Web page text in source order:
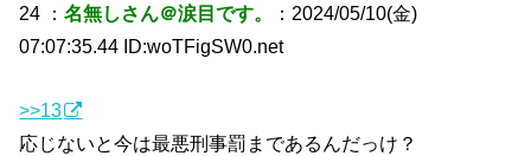
24 ：名無しさん＠涙目です。
：2024/05/10(金)
07:07:35.44 ID:woTFigSW0.net
>>13
応じないと今は最悪刑事罰まであるんだっけ？